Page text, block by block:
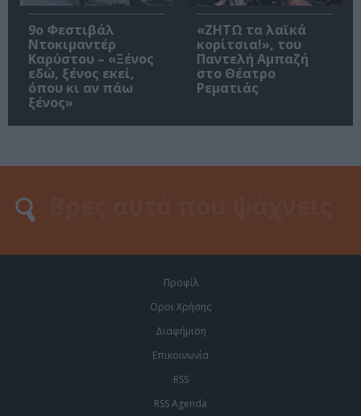
9ο Φεστιβάλ
Ντοκιμαντέρ
Καρύστου – «Ξένος
εδώ, ξένος εκεί,
όπου κι αν πάω
ξένος»
«ΖΗΤΩ τα λαϊκά
κορίτσια!», του
Παντελή Αμπαζή
στο Θέατρο
Ρεματιάς
Προφίλ
Οροι Χρήσης
Διαφήμιση
Επικοινωνία
RSS
RSS Agenda